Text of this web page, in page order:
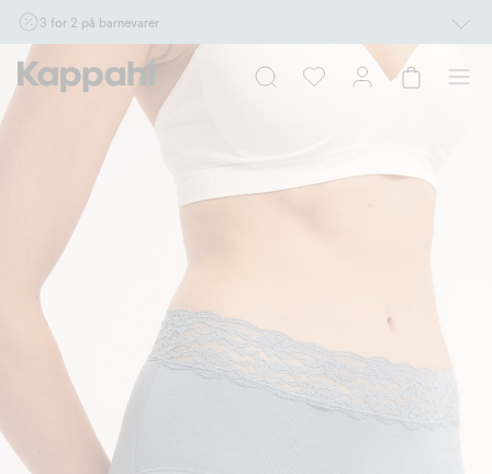
3 for 2 på barnevarer
Ikke Newbie. Gjelder når du handler 2 eller flere varer som inngår i tilbudet tom.
17/8 i butikk & online for deg som er eller blir medlem. Kan ikke kombineres med
andre tilbud eller rabatter.